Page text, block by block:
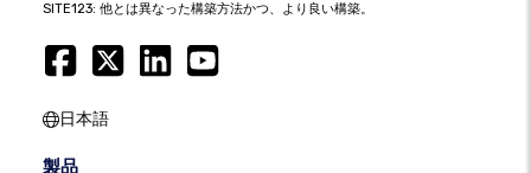
SITE123: 他とは異なった構築方法かつ、より良い構築。
日本語
製品